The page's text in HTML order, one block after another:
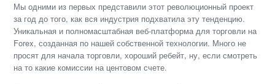
Мы одними из первых представили этот революционный проект
за год до того, как вся индустрия подхватила эту тенденцию.
Уникальная и полномасштабная веб-платформа для торговли на
Forex, созданная по нашей собственной технологии. Много не
просят для начала торговли, хороший ребейт, ну, если смотреть
на то какие комиссии на центовом счете.